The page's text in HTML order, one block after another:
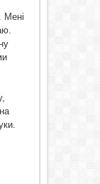
Мені